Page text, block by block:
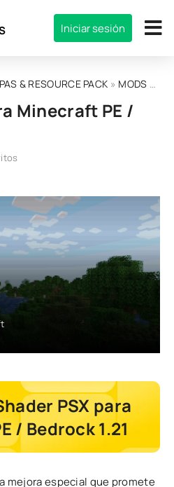
Iniciar sesión
& RESOURCE PACK » MODS
Minecraft PE /
PSX para
/ Bedrock 1.21
mejora especial que promete